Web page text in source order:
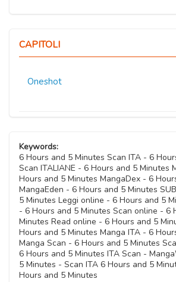
CAPITOLI
Oneshot
Keywords:
6 Hours and 5 Minutes Scan ITA - 6
Scan ITALIANE - 6 Hours and 5 Minutes
Hours and 5 Minutes MangaDex - 6
MangaEden - 6 Hours and 5 Minutes
5 Minutes Leggi online - 6 Hours and 5
- 6 Hours and 5 Minutes Scan online - 6
Minutes Read online - 6 Hours and 5
Hours and 5 Minutes Manga ITA - 6
Manga Scan - 6 Hours and 5 Minutes
6 Hours and 5 Minutes ITA Scan -
5 Minutes - Scan ITA 6 Hours and 5
Hours and 5 Minutes